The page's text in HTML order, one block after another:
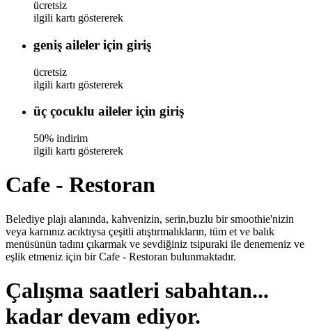
ücretsiz
ilgili kartı göstererek
geniş aileler için giriş
ücretsiz
ilgili kartı göstererek
üç çocuklu aileler için giriş
50% indirim
ilgili kartı göstererek
Cafe - Restoran
Belediye plajı alanında, kahvenizin, serin,buzlu bir smoothie'nizin
veya karnınız acıktıysa çeşitli atıştırmalıkların, tüm et ve balık
menüsünün tadını çıkarmak ve sevdiğiniz tsipuraki ile denemeniz ve
eşlik etmeniz için bir Cafe - Restoran bulunmaktadır.
Çalışma saatleri sabahtan...
kadar devam ediyor.